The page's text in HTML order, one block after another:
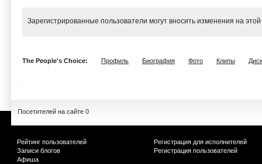
Зарегистрированные пользователи могут вносить изменения на
The People's Choice: Профиль Биография Фото Клипы
Посетителей на сайте 0
Рейтинг пользователей
Записи блогов
Афиша
Регистрация для исполнителей
Регистрация пользователей